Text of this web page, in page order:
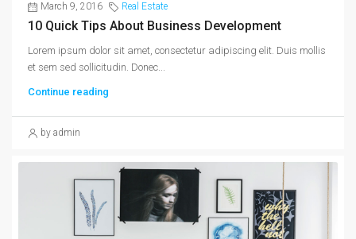
March 9, 2016 Real Estate
10 Quick Tips About Business Development
Lorem ipsum dolor sit amet, consectetur adipiscing elit. Duis mollis
et sem sed sollicitudin. Donec...
Continue reading
by admin